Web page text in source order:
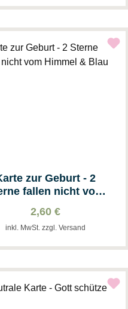
zur Geburt - 2
fallen nicht vom
2,60 €
inkl. MwSt. zzgl. Versand